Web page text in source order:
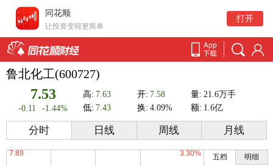
同花顺
让投资变得更简单
打开
鲁北化工(600727)
7.53
-0.11 -1.44%
高: 7.63 开: 7.58 量: 21.6万手
低: 7.43 换: 4.09% 额: 1.6亿
分时 日线 周线 月线
五档
明细